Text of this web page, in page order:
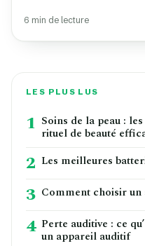
6 min de lecture
LES PLUS LUS
1 Soins de la peau :
rituel de beauté
2 Les meilleures
3 Comment choisir un
4 Perte auditive : ce
un appareil auditif